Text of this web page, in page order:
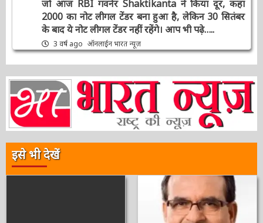
चर्चित समाचार दिनभर की बड़ी खबरें भारत न्यूज़ डेस्क राष्ट्रीय
संपादक की पसंद
क्लीन नोट पॉलिसी’ : 2000 की नोट बदली पर 5
कन्फ्यूजन जो आज RBI गवर्नर Shaktikanta ने किया
दूर, कहा 2000 का नोट लीगल टेंडर बना हुआ है, लेकिन
30 सितंबर के बाद ये नोट लीगल टेंडर नहीं रहेंगे। आप भी
पढ़े…..
3 वर्ष ago ऑनलाईन भारत न्यूज़